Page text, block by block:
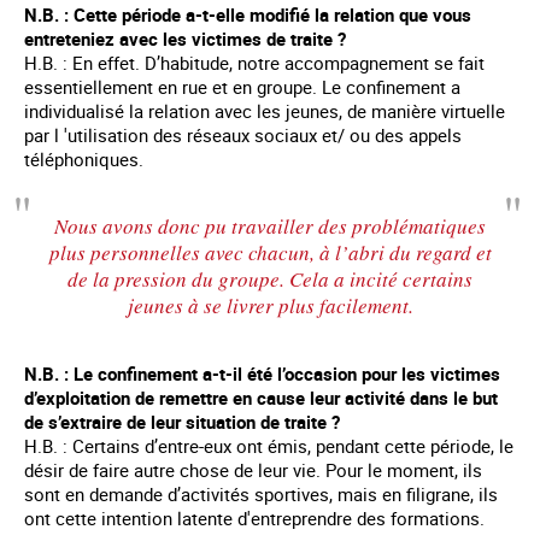
N.B. : Cette période a-t-elle modifié la relation que vous
entreteniez avec les victimes de traite ?
H.B. : En effet. D’habitude, notre accompagnement se fait
essentiellement en rue et en groupe. Le confinement a
individualisé la relation avec les jeunes, de manière virtuelle
par l 'utilisation des réseaux sociaux et/ ou des appels
téléphoniques.
Nous avons donc pu travailler des problématiques
plus personnelles avec chacun, à l’abri du regard et
de la pression du groupe. Cela a incité certains
jeunes à se livrer plus facilement.
N.B. : Le confinement a-t-il été l’occasion pour les victimes
d’exploitation de remettre en cause leur activité dans le but
de s’extraire de leur situation de traite ?
H.B. : Certains d’entre-eux ont émis, pendant cette période, le
désir de faire autre chose de leur vie. Pour le moment, ils
sont en demande d’activités sportives, mais en filigrane, ils
ont cette intention latente d'entreprendre des formations.